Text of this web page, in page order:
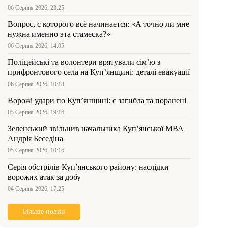
06 Серпня 2026, 23:25
Вопрос, с которого всё начинается: «А точно ли мне
нужна именно эта стамеска?»
06 Серпня 2026, 14:05
Поліцейські та волонтери врятували сім’ю з
прифронтового села на Куп’янщині: деталі евакуації
06 Серпня 2026, 10:18
Ворожі удари по Куп’янщині: є загибла та поранені
05 Серпня 2026, 19:16
Зеленський звільнив начальника Купʼянської МВА
Андрія Беседіна
05 Серпня 2026, 10:16
Серія обстрілів Куп’янського району: наслідки
ворожих атак за добу
04 Серпня 2026, 17:25
Більше новин